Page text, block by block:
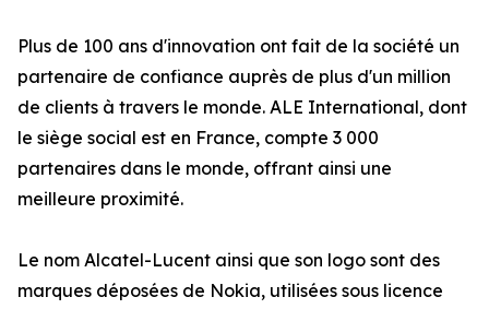
Plus de 100 ans d'innovation ont fait de la société un
partenaire de confiance auprès de plus d'un million
de clients à travers le monde. ALE International, dont
le siège social est en France, compte 3 000
partenaires dans le monde, offrant ainsi une
meilleure proximité.
Le nom Alcatel-Lucent ainsi que son logo sont des
marques déposées de Nokia, utilisées sous licence